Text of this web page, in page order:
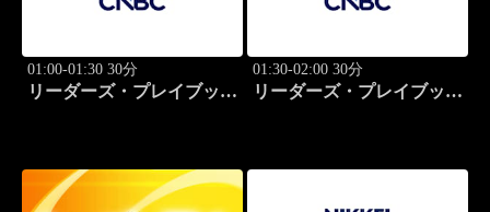
01:00-01:30 30分
リーダーズ・プレイブック
01:30-02:00 30分
リーダーズ・プレイブック